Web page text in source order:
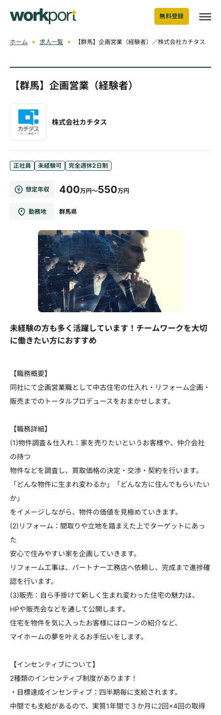
無料登録
ホーム 求人一覧 【群馬】企画営業（経験者）／株式会社カチタス
【群馬】企画営業（経験者）
株式会社カチタス
正社員 未経験可 完全週休2日制
想定年収 400万円～550万円
勤務地 群馬県
未経験の方も多く活躍しています！チームワークを大切
に働きたい方におすすめ
【職務概要】
同社にて企画営業職として中古住宅の仕入れ・リフォーム企画・
販売までのトータルプロデュースをおまかせします。
【職務詳細】
(1)物件調査＆仕入れ：家を売りたいというお客様や、仲介会社
の持つ
物件などを調査し、買取価格の決定・交渉・契約を行います。
「どんな物件に生まれ変わるか」「どんな方に住んでもらいたい
か」
をイメージしながら、物件の価値を見極めていきます。
(2)リフォーム：間取りや立地を踏まえた上でターゲットにあっ
た
安心で住みやすい家を企画していきます。
リフォーム工事は、パートナー工務店へ依頼し、完成まで進捗確
認を行います。
(3)販売：自ら手掛けて新しく生まれ変わった住宅の魅力は、
HPや販売会などを通して公開します。
住宅を物件を気に入ったお客様にはローンの紹介など、
マイホームの夢を叶えるお手伝いをします。
【インセンティブについて】
2種類のインセンティブ制度があります！
・目標達成インセンティブ：四半期毎に支給されます。
中間でも支給があるので、実質1年間で３か月に2回×4回の取得